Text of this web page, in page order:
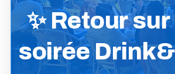
✨ Retoursur
soirée